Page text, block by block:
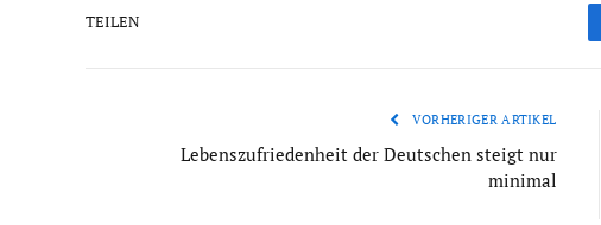
TEILEN
VORHERIGER ARTIKEL
Lebenszufriedenheit der Deutschen steigt nur
minimal